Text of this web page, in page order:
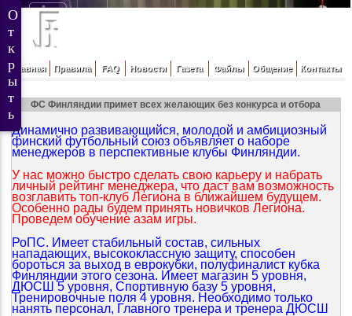
Главная Правила FAQ Новости Газета Файлы Общение Контакты
ФС Финляндии примет всех желающих без конкурса и отбора
Динамично развивающийся, молодой и амбициозный
финский футбольный союз объявляет о наборе
менеджеров в перспективные клубы Финляндии.
У нас можно быстро сделать свою карьеру и набрать
личный рейтинг менеджера, что даст вам возможность
возглавить топ-клуб Легиона в ближайшем будущем.
Особенно рады будем принять новичков Легиона.
Проведем обучение азам игры.
РоПС. Имеет стабильный состав, сильных
нападающих, высококлассную защиту, способен
бороться за выход в еврокубки, полуфиналист кубка
Финляндии этого сезона. Имеет магазин 5 уровня,
ДЮСШ 5 уровня, Спортивную базу 5 уровня,
Тренировочные поля 4 уровня. Необходимо только
нанять персонал, Главного тренера и тренера ДЮСШ